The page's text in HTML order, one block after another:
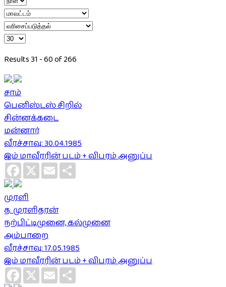
Results 31 - 60 of 266
சாம்
பெனிஸ்டஸ் சிறில்
சின்னக்கடை
மன்னார்
வீரச்சாவு: 30.04.1985
இம் மாவீரரின் படம் + விபரம் அனுப்ப
Facebook
X Email
முரளி
த. முரளிதரன்
நற்பிட்டிமுனை, கல்முனை
அம்பாறை
வீரச்சாவு: 17.05.1985
இம் மாவீரரின் படம் + விபரம் அனுப்ப
Facebook
X Email